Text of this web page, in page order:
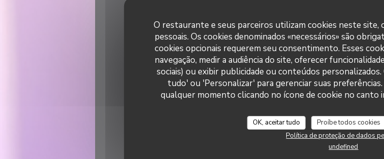
O restaurante e seus parceiros utilizam cookies neste site,
pessoais. Os cookies denominados «necessários» são
cookies opcionais requerem seu consentimento. Esses
navegação, medir a audiência do site, oferecer
sociais) ou exibir publicidade ou conteúdos
tudo' ou 'Personalizar' para gerenciar suas
qualquer momento clicando no ícone de cookie no canto
OK, aceitar tudo Proíbe todos cookies
Política de proteção de dados
undefined
Super ambiance, service impeccable et tout est délicieux !!!
T
2026-07-31- 12:30 - guests 2 service: 5/5 ambience:5 /5 menu:5/5
Une excellente adresse italienne au cœur du village ! Les plats sont
est tout simplement incroyable : chaleureux, attentionné et d’une grande
DUETTO